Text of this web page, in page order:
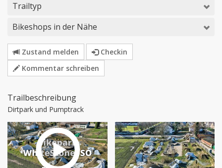
Trailtyp
Bikeshops in der Nähe
Zustand melden
Checkin
Kommentar schreiben
Trailbeschreibung
Dirtpark und Pumptrack